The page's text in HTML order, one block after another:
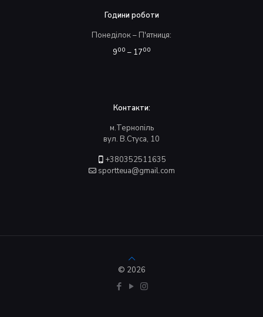
Години роботи
Понеділок – П'ятниця:
900 – 1700
Контакти:
м.Тернопіль
вул. В.Стуса, 10
+380352511635
sportteua@gmail.com
© 2026